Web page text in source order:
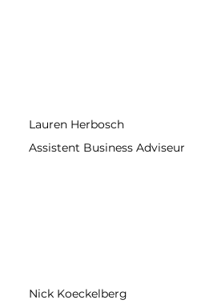
Lauren Herbosch
Assistent Business Adviseur
Nick Koeckelberg